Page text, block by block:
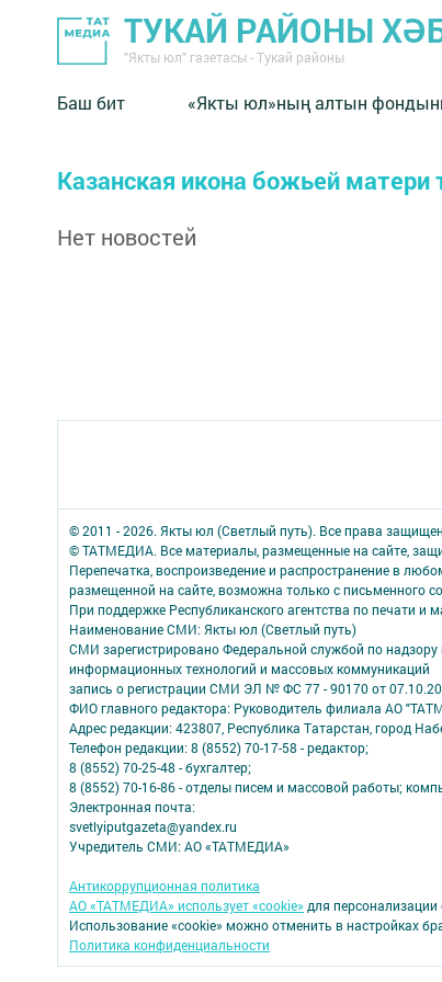
ТУКАЙ РАЙОНЫ
"Якты юл" газетасы - Тукай районы
Баш бит «Якты юл»ның алтын
Казанская икона божьей матери
Нет новостей
© 2011 - 2026. Якты юл (Светлый путь). Все права
© ТАТМЕДИА. Все материалы, размещенные на сайте,
Перепечатка, воспроизведение и распространение в
размещенной на сайте, возможна только с письменного
При поддержке Республиканского агентства по печати
Наименование СМИ: Якты юл (Светлый путь)
СМИ зарегистрировано Федеральной службой по надзору
информационных технологий и массовых коммуникаций
запись о регистрации СМИ ЭЛ № ФС 77 - 90170 от
ФИО главного редактора: Руководитель филиала АО
Адрес редакции: 423807, Республика Татарстан, город
Телефон редакции: 8 (8552) 70-17-58 - редактор;
8 (8552) 70-25-48 - бухгалтер;
8 (8552) 70-16-86 - отделы писем и массовой работы;
Электронная почта:
svetlyiputgazeta@yandex.ru
Учредитель СМИ: АО «ТАТМЕДИА»
Антикоррупционная политика
АО «ТАТМЕДИА» использует «cookie» для персонализации
Использование «cookie» можно отменить в настройках
Политика конфиденциальности